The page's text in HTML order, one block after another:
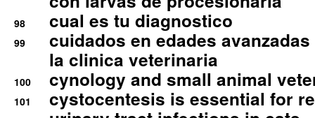
98 cual es tu diagnostico
99
cuidados en edades
la clinica veterinaria
100 cynology and small animal
101
cystocentesis is essential for